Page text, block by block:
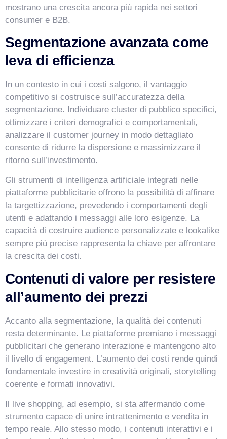
mostrano una crescita ancora più rapida nei settori
consumer e B2B.
Segmentazione avanzata come
leva di efficienza
In un contesto in cui i costi salgono, il vantaggio
competitivo si costruisce sull’accuratezza della
segmentazione. Individuare cluster di pubblico specifici,
ottimizzare i criteri demografici e comportamentali,
analizzare il customer journey in modo dettagliato
consente di ridurre la dispersione e massimizzare il
ritorno sull’investimento.
Gli strumenti di intelligenza artificiale integrati nelle
piattaforme pubblicitarie offrono la possibilità di affinare
la targettizzazione, prevedendo i comportamenti degli
utenti e adattando i messaggi alle loro esigenze. La
capacità di costruire audience personalizzate e lookalike
sempre più precise rappresenta la chiave per affrontare
la crescita dei costi.
Contenuti di valore per resistere
all’aumento dei prezzi
Accanto alla segmentazione, la qualità dei contenuti
resta determinante. Le piattaforme premiano i messaggi
pubblicitari che generano interazione e mantengono alto
il livello di engagement. L’aumento dei costi rende quindi
fondamentale investire in creatività originali, storytelling
coerente e formati innovativi.
Il live shopping, ad esempio, si sta affermando come
strumento capace di unire intrattenimento e vendita in
tempo reale. Allo stesso modo, i contenuti interattivi e i